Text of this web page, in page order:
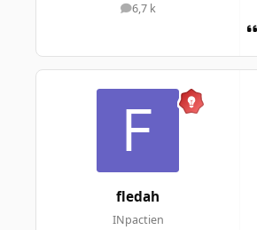
6,7 k
messages
fledah
INpactien